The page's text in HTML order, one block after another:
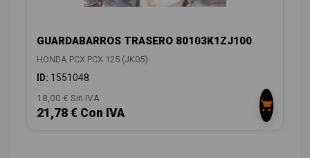
GUARDABARROS TRASERO 80103K1ZJ100
HONDA PCX PCX 125 (JK05)
ID: 1551048
18,00 € Sin IVA
21,78 € Con IVA